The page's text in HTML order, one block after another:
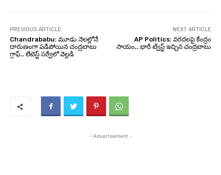
PREVIOUS ARTICLE
Chandrababu: మూడు నెలల్లోనే
దారుణంగా పడిపోయిన చంద్రబాబు
గ్రాఫ్.. లేటెస్ట్ సర్వేలో వెల్లడి
NEXT ARTICLE
AP Politics: వరదలపై కేంద్రం
సాయం.. భారీ ట్విస్ట్ ఇచ్చిన చంద్రబాబు
- Advertisement -